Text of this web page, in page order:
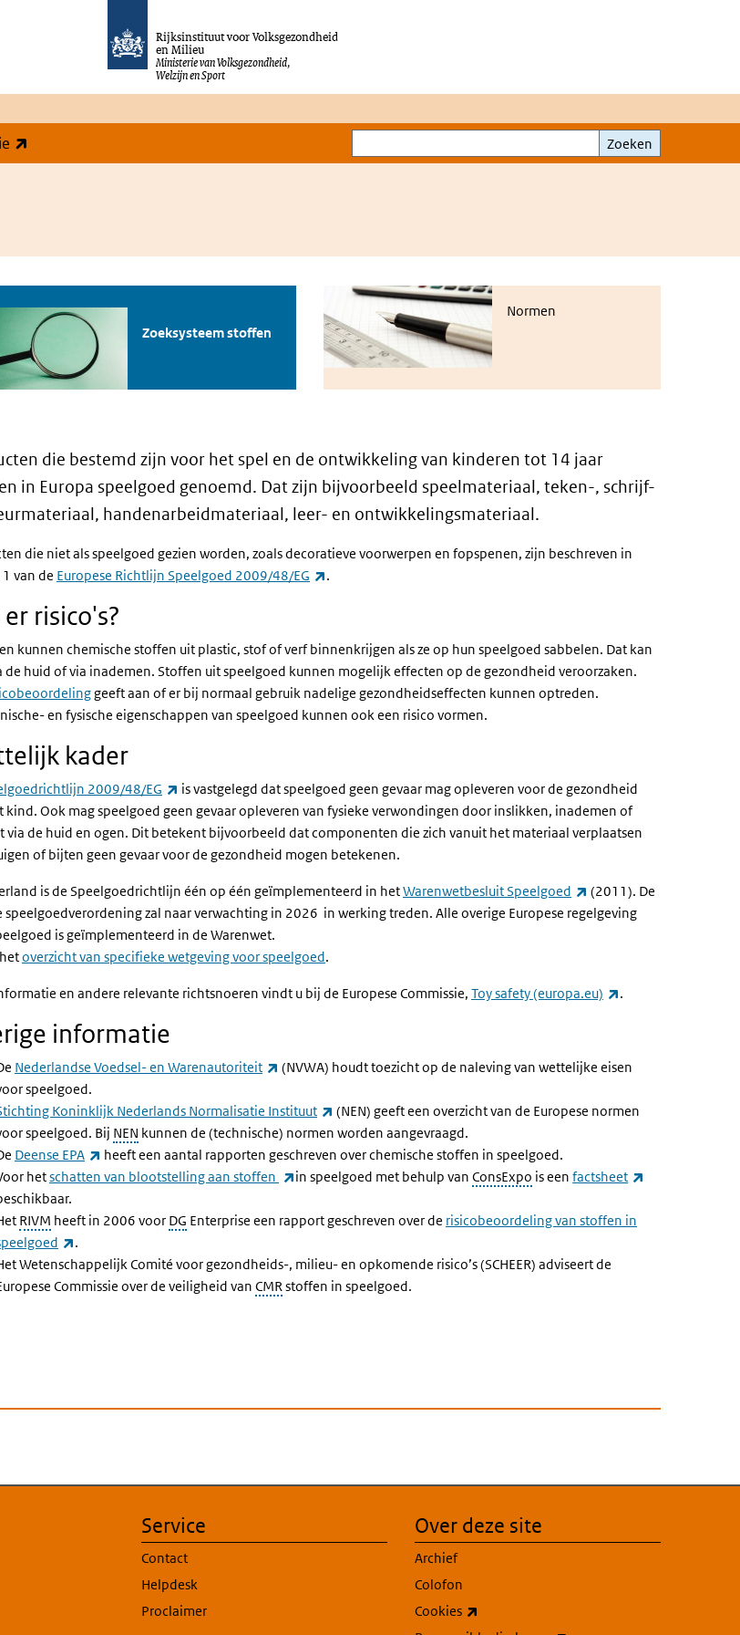
Rijksinstituut voor Volksgezondheid
en Milieu
Ministerie van Volksgezondheid,
Welzijn en Sport
Zoeken
Zoeken
stoffen
link)
Zoeksysteem stoffen
Normen
Normen
die bestemd zijn voor het spel en de ontwikkeling van kinderen tot 14 jaar
in Europa speelgoed genoemd. Dat zijn bijvoorbeeld speelmateriaal, teken-, schrijf-
handenarbeidmateriaal, leer- en ontwikkelingsmateriaal.
die niet als speelgoed gezien worden, zoals decoratieve voorwerpen en fopspenen, zijn beschreven in
van de Europese Richtlijn Speelgoed 2009/48/EG (externe link)
.
risico's?
kunnen chemische stoffen uit plastic, stof of verf binnenkrijgen als ze op hun speelgoed sabbelen. Dat kan
de huid of via inademen. Stoffen uit speelgoed kunnen mogelijk effecten op de gezondheid veroorzaken.
geeft aan of er bij normaal gebruik nadelige gezondheidseffecten kunnen optreden.
en fysische eigenschappen van speelgoed kunnen ook een risico vormen.
kader
2009/48/EG (externe link)
is vastgelegd dat speelgoed geen gevaar mag opleveren voor de gezondheid
kind. Ook mag speelgoed geen gevaar opleveren van fysieke verwondingen door inslikken, inademen of
via de huid en ogen. Dit betekent bijvoorbeeld dat componenten die zich vanuit het materiaal verplaatsen
of bijten geen gevaar voor de gezondheid mogen betekenen.
is de Speelgoedrichtlijn één op één geïmplementeerd in hetWarenwetbesluit Speelgoed (externe link)
(2011). De
speelgoedverordening zal naar verwachting in 2026 in werking treden. Alle overige Europese regelgeving
is geïmplementeerd in de Warenwet.
overzicht van specifieke wetgeving voor speelgoed.
en andere relevante richtsnoeren vindt u bij de Europese Commissie, Toy safety (europa.eu) (externe link)
.
informatie
Nederlandse Voedsel- en Warenautoriteit (externe link)
(NVWA) houdt toezicht op de naleving van wettelijke eisen
speelgoed.
Koninklijk Nederlands Normalisatie Instituut
(externe link)
(NEN) geeft een overzicht van de Europese normen
speelgoed. Bij NEN kunnen de (technische) normen worden aangevraagd.
Deense EPA (externe link)
heeft een aantal rapporten geschreven over chemische stoffen in speelgoed.
hetschatten van blootstelling aan stoffen (externe link)
in speelgoed met behulp vanConsExpo is eenfactsheet
RIVM heeft in 2006 voor DG Enterprise een rapport geschreven over de risicobeoordeling van stoffen in
(externe link)
.
Wetenschappelijk Comité voor gezondheids-, milieu- en opkomende risico’s (SCHEER) adviseert de
Commissie over de veiligheid van CMRstoffen in speelgoed.
Service
Contact
Helpdesk
Proclaimer
Over deze site
Archief
Colofon
Cookies